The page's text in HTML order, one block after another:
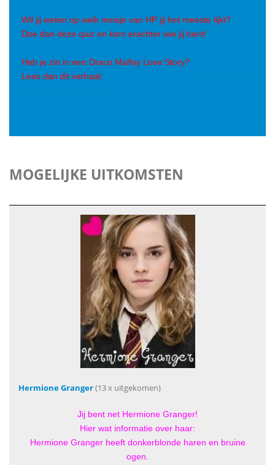
Wil jij weten op welk meisje van HP jij het meeste lijkt?
Doe dan deze quiz en kom erachter wie jij bent!
Heb je zin in een Draco Malfoy Love Story?
Lees dan dit verhaal:
MOGELIJKE UITKOMSTEN
Hermione Granger(13 x uitgekomen)
Jij bent net Hermione Granger!
Hier wat informatie over haar:
Hermione Granger heeft donkerblonde haren en bruine
ogen.